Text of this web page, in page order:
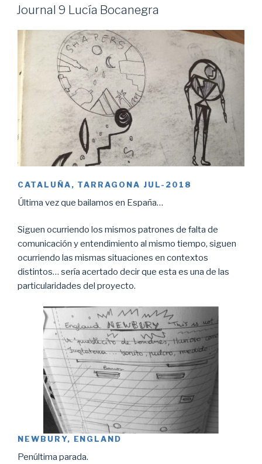
LE
Journal 9 Lucía Bocanegra
CATALUÑA, TARRAGONA JUL-2018
Última vez que bailamos en España…
Siguen ocurriendo los mismos patrones de falta de
comunicación y entendimiento al mismo tiempo, siguen
ocurriendo las mismas situaciones en contextos
distintos… sería acertado decir que esta es una de las
particularidades del proyecto.
NEWBURY, ENGLAND
Penúltima parada.